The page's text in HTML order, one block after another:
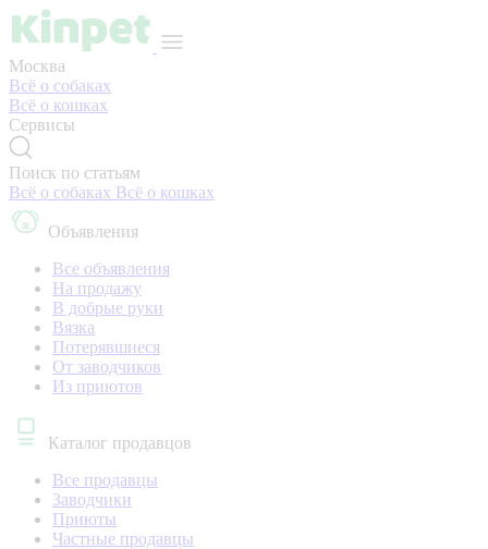
Москва
Всё о собаках
Всё о кошках
Сервисы
Поиск по статьям
Всё о собаках Всё о кошках
Объявления
Все объявления
На продажу
В добрые руки
Вязка
Потерявшиеся
От заводчиков
Из приютов
Каталог продавцов
Все продавцы
Заводчики
Приюты
Частные продавцы